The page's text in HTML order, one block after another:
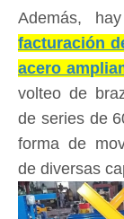
Además,
facturación
acero
volteo de
de series de
forma de
de diversas